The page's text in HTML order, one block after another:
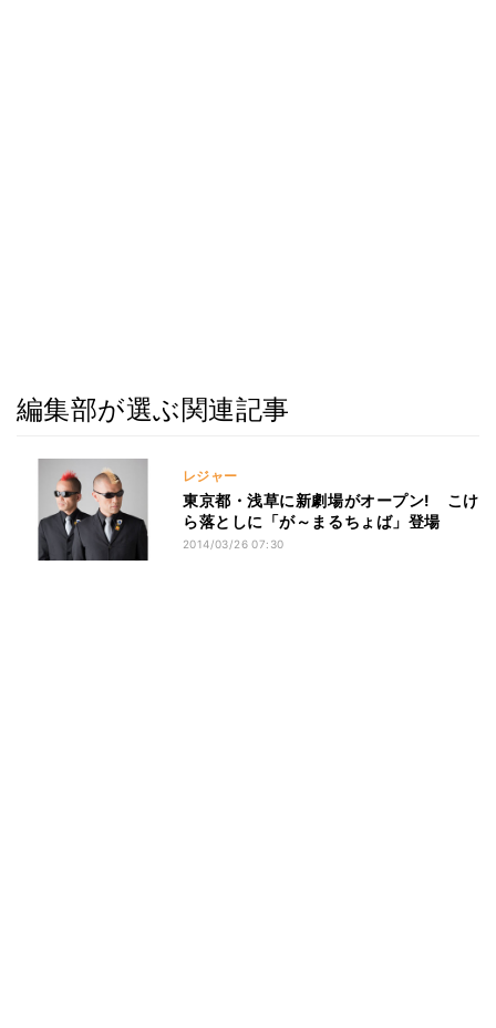
編集部が選ぶ関連記事
レジャー
東京都・浅草に新劇場がオープン! こけ
ら落としに「が～まるちょば」登場
2014/03/26 07:30